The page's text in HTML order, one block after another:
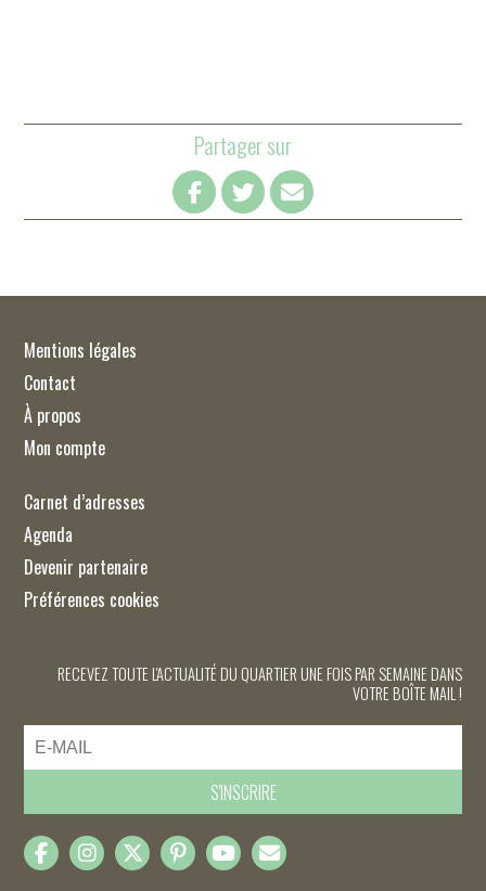
Partager sur
Mentions légales
Contact
À propos
Mon compte
Carnet d’adresses
Agenda
Devenir partenaire
Préférences cookies
RECEVEZ TOUTE L'ACTUALITÉ DU QUARTIER UNE FOIS PAR SEMAINE DANS
VOTRE BOÎTE MAIL !